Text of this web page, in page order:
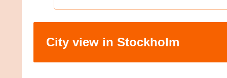
City view in Stockholm